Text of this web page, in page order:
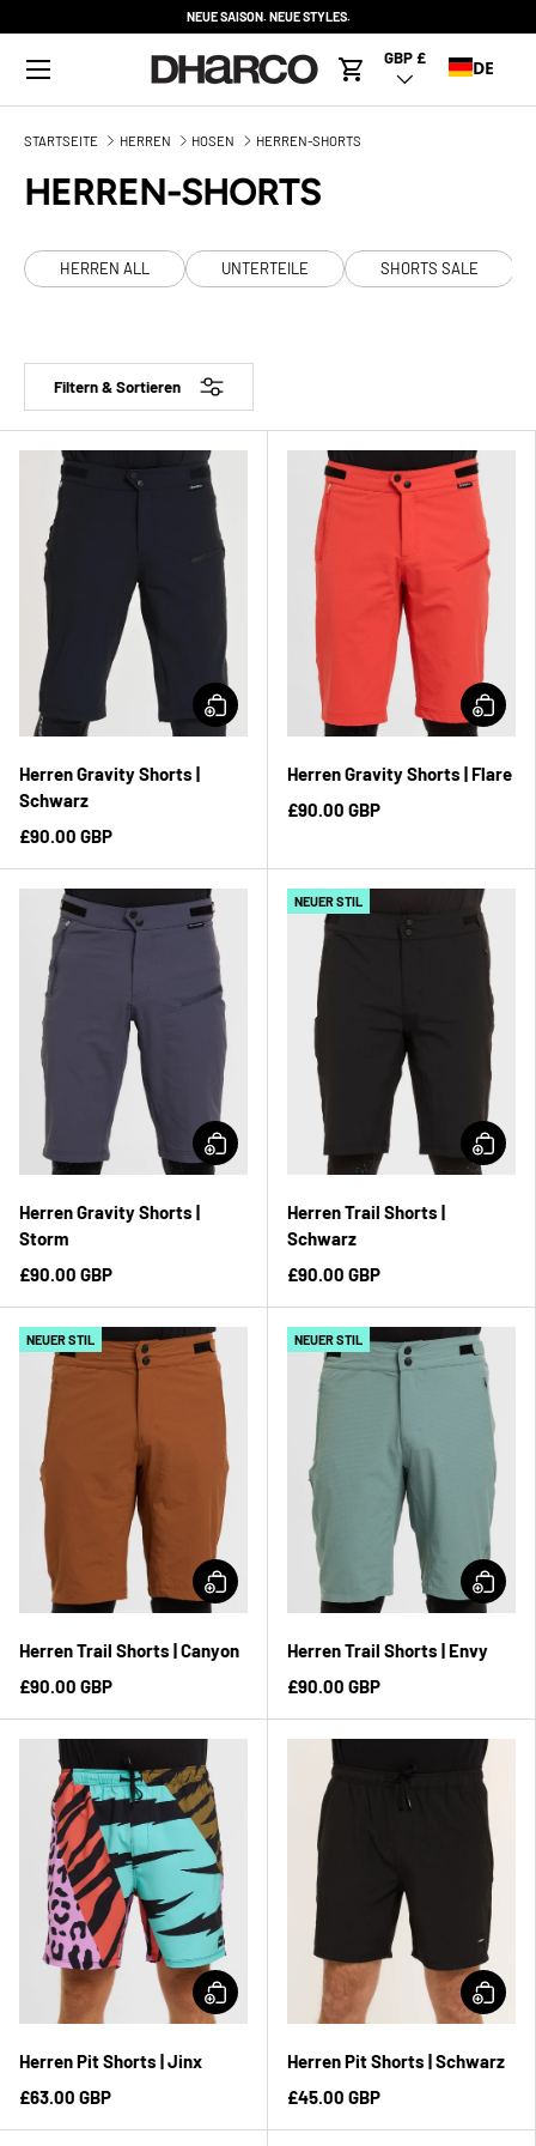
NEUE SAISON. NEUE STYLES.
Menü
Warenkorb
Land/Region
GBP £ DE
STARTSEITE HERREN HOSEN HERREN-SHORTS
HERREN-SHORTS
HERREN ALL UNTERTEILE SHORTS SALE
Filtern & Sortieren
Herren Gravity Shorts |
Schwarz
£90.00 GBP
Herren Gravity Shorts | Flare
£90.00 GBP
Herren Gravity Shorts |
Storm
£90.00 GBP
NEUER STIL
Herren Trail Shorts |
Schwarz
£90.00 GBP
NEUER STIL
Herren Trail Shorts | Canyon
£90.00 GBP
NEUER STIL
Herren Trail Shorts | Envy
£90.00 GBP
Herren Pit Shorts | Jinx
£63.00 GBP
Herren Pit Shorts | Schwarz
£45.00 GBP